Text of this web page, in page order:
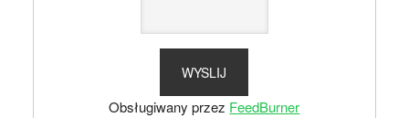
Obsługiwany przez FeedBurner